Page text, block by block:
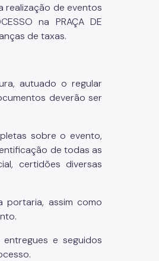
realização de eventos
na PRAÇA DE
de taxas.
autuado o regular
deverão ser
sobre o evento,
de todas as
certidões diversas
portaria, assim como
e seguidos